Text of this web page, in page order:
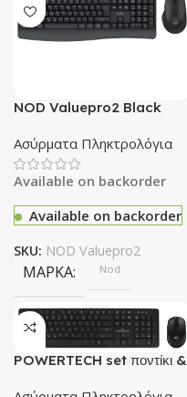
ΦΩΤΙΣΜΌΣ RGB
NOD Valuepro2 Black
& Ποντίκι
Ασύρματα Πληκτρολόγια
Available on backorder
Available on backorder
SKU: NOD Valuepro2
ΜΆΡΚΑ Nod
POWERTECH set ποντίκι &
ασύρματο, 1600DPI, μαύρο